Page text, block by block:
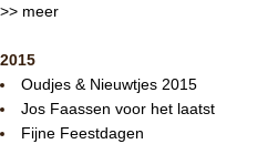
>> meer
2015
Oudjes & Nieuwtjes 2015
Jos Faassen voor het laatst
Fijne Feestdagen